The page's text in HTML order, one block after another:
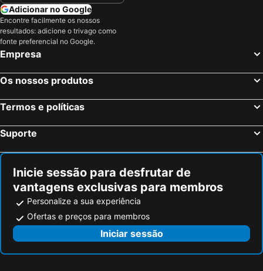
Montecatini Terme, Toscana Hotéis
Ravena, Emília-Romanha Hotéis
Roma, Lazio Hotéis
Veneza, Veneto Hotéis
Palermo, Sicília Hotéis
Cagliari, Sardenha Hotéis
Adicionar no Google
Encontre facilmente os nossos
resultados: adicione o trivago como
fonte preferencial no Google.
Empresa
Os nossos produtos
Termos e políticas
Suporte
Inicie sessão para desfrutar de
vantagens exclusivas para membros
Personalize a sua experiência
Ofertas e preços para membros
Iniciar sessão